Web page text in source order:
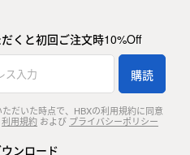
くと初回ご注文時10%Off
購読
だいた時点で、HBXの利用規約に同意
利用規約および プライバシーポリシー
ンロード